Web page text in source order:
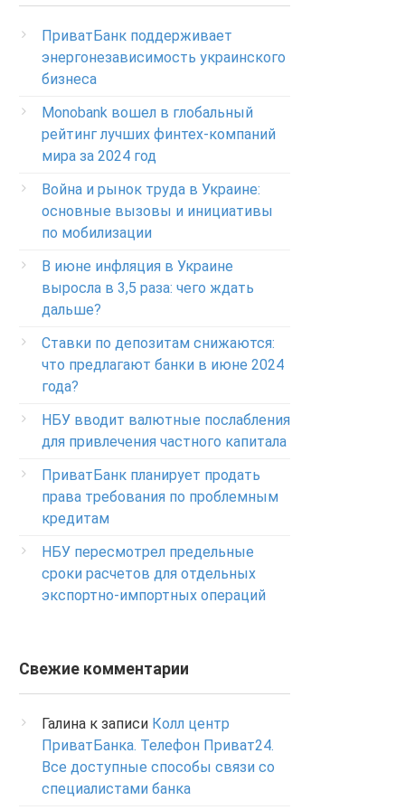
Телефон для звонков из-за рубежа
+38-056-716-11-31
корпоративных клиентов ПриватБанка
Колл центр: 3700
Круглосуточный телефон поддержки
VIP­-клиентов ПриватБанка
+38-056-716-12-12
+38-073-900-00-02
Круглосуточный телефон поддержки
владельцев карт класса GOLD
0-800-504-707
Круглосуточный телефон поддержки
обслуживания POS-­терминалов
0-800-500-030
Изменение ПИН-кода карты
0-800-500-804
ПриватБанк поддерживает
энергонезависимость украинского
бизнеса
Monobank вошел в глобальный
рейтинг лучших финтех-компаний
мира за 2024 год
Война и рынок труда в Украине:
основные вызовы и инициативы
по мобилизации
В июне инфляция в Украине
выросла в 3,5 раза: чего ждать
дальше?
Ставки по депозитам снижаются:
что предлагают банки в июне 2024
года?
НБУ вводит валютные послабления
для привлечения частного капитала
ПриватБанк планирует продать
права требования по проблемным
кредитам
НБУ пересмотрел предельные
сроки расчетов для отдельных
экспортно-импортных операций
Свежие комментарии
Галина к записи Колл центр
ПриватБанка. Телефон Приват24.
Все доступные способы связи со
специалистами банка